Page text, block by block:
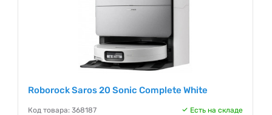
Roborock Saros 20 Sonic Complete White
Код товара: 368187 Есть на складе